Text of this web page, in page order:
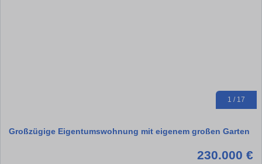
1 / 17
Großzügige Eigentumswohnung mit eigenem großen Garten
230.000 €